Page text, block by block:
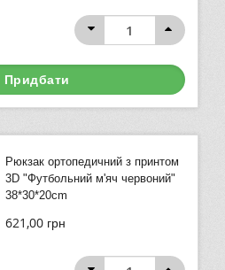
Придбати
Рюкзак ортопедичний з принтом
3D "Футбольний м'яч червоний"
38*30*20cm
621,00 грн